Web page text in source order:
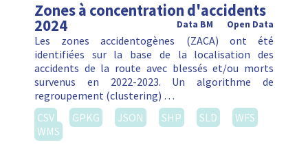
Zones à concentration d'accidents
2024 Open Data
Data BM
Les zones accidentogènes (ZACA) ont été
identifiées sur la base de la localisation des
accidents de la route avec blessés et/ou morts
survenus en 2022-2023. Un algorithme de
regroupement (clustering) …
CSV
GPKG JSON SHP SLD
WFS
WMS